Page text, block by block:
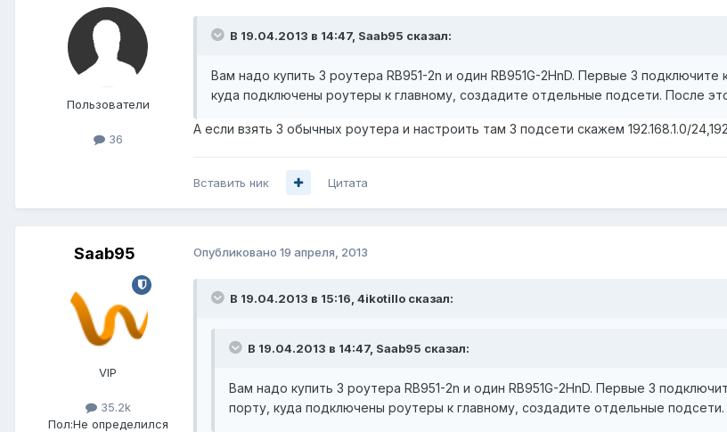
Пользователи
36
В 19.04.2013 в 14:47, Saab95 сказал:
Вам надо купить 3 роутера RB951-2n и один RB951G-2HnD. Первые 3
куда подключены роутеры к главному, создадите отдельные подсети. После
А если взять 3 обычных роутера и настроить там 3 подсети скажем 192.168.1.0/
Вставить ник Цитата
Saab95
VIP
35.2k
Пол:Не определился
Опубликовано 19 апреля, 2013
В 19.04.2013 в 15:16, 4ikotillo сказал:
В 19.04.2013 в 14:47, Saab95 сказал:
Вам надо купить 3 роутера RB951-2n и один RB951G-2HnD. Первые 3
порту, куда подключены роутеры к главному, создадите отдельные